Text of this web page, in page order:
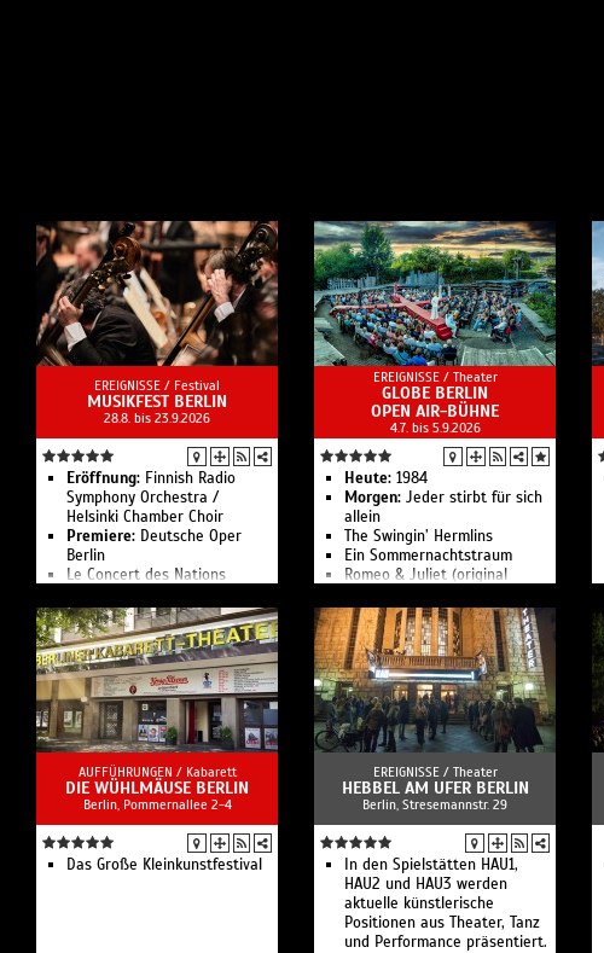
EREIGNISSE / Festival
MUSIKFEST BERLIN
28.8. bis 23.9.2026
Eröffnung: Finnish Radio
Symphony Orchestra /
Helsinki Chamber Choir
Premiere: Deutsche Oper
Berlin
Le Concert des Nations
Lucerne Festival
Contemporary Orchestra
Quartett der Kritiker
Freiburger Barockorchester
Konzerthausorchester Berlin
WDR Sinfonieorchester I
RIAS Kammerchor Berlin I
Das Konzert mit der Maus
London Symphony Orchestra
NDR Elbphilharmonie
Orchester
Orchester der Deutschen
Oper Berlin
Staatskapelle Berlin
EREIGNISSE / Theater
GLOBE BERLIN
OPEN AIR-BÜHNE
4.7. bis 5.9.2026
Heute: 1984
Morgen: Jeder stirbt für sich
allein
The Swingin’ Hermlins
Ein Sommernachtstraum
Romeo & Juliet (original
Schuld und Sühne
Was Ihr wollt
Urfaust
Romeo & Julia
Open Air am Österreichpark in
Berlin-Charlottenburg
AUFFÜHRUNGEN / Kabarett
DIE WÜHLMÄUSE BERLIN
Berlin, Pommernallee 2-4
Das Große Kleinkunstfestival
EREIGNISSE / Theater
HEBBEL AM UFER BERLIN
Berlin, Stresemannstr. 29
In den Spielstätten HAU1,
HAU2 und HAU3 werden
aktuelle künstlerische
Positionen aus Theater, Tanz
und Performance präsentiert.